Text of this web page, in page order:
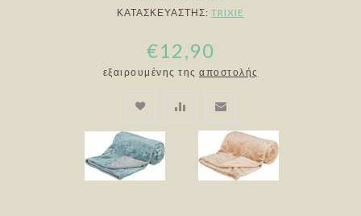
ΚΑΤΑΣΚΕΥΑΣΤΉΣ: TRIXIE
€12,90
εξαιρουμένης της αποστολής